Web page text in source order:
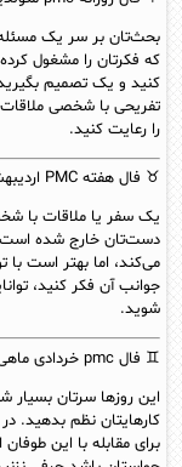
بحث‌تان بر سر یک
که فکرتان را مشغول
کنید و یک تصمیم
تفریحی با شخصی ملاقات
را رعایت کنید.
♉ فال هفته PMC
یک سفر یا ملاقات با
دست‌تان خارج شده است.
می‌کند، اما بهتر است با
جوانب آن فکر کنید،
شوید.
♊ فال pmc خردادی
این روزها سرتان
کارهایتان نظم بدهید.
برای مقابله با این